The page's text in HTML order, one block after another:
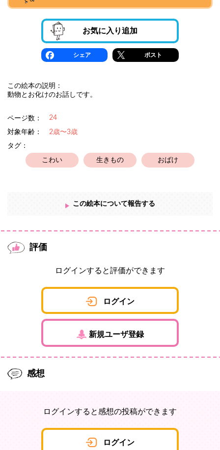
お気に入り追加
シェア ポスト
この絵本の説明：
動物とお化けのお話しです。
ページ数： 24
対象年齢：
2歳〜3歳
タグ：
こわい 生きもの おばけ
この絵本について報告する
評価
ログインすると評価ができます
ログイン
新規ユーザ登録
感想
ログインすると感想の投稿ができます
ログイン